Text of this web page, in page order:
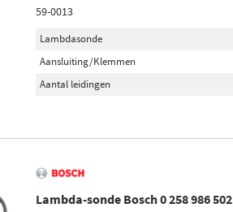
59-0013
Lambdasonde
Aansluiting/Klemmen
Aantal leidingen
Lambda-sonde Bosch 0 258 986 502